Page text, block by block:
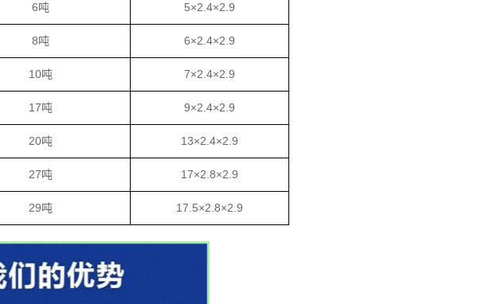
6吨 5×2.4×2.9
8吨 6×2.4×2.9
10吨 7×2.4×2.9
17吨 9×2.4×2.9
20吨 13×2.4×2.9
27吨 17×2.8×2.9
29吨 17.5×2.8×2.9